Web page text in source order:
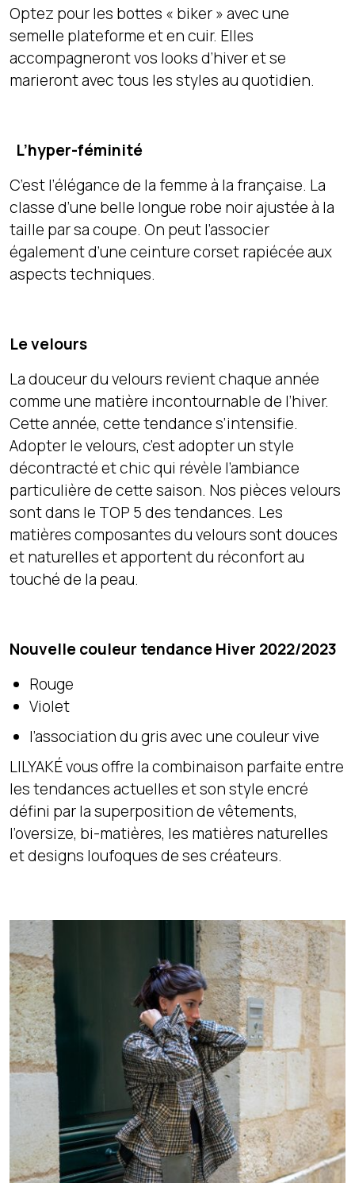
Optez pour les bottes « biker » avec une
semelle plateforme et en cuir. Elles
accompagneront vos looks d’hiver et se
marieront avec tous les styles au quotidien.
L’hyper-féminité
C’est l’élégance de la femme à la française. La
classe d’une belle longue robe noir ajustée à la
taille par sa coupe. On peut l’associer
également d’une ceinture corset rapiécée aux
aspects techniques.
Le velours
La douceur du velours revient chaque année
comme une matière incontournable de l’hiver.
Cette année, cette tendance s’intensifie.
Adopter le velours, c’est adopter un style
décontracté et chic qui révèle l’ambiance
particulière de cette saison. Nos pièces velours
sont dans le TOP 5 des tendances. Les
matières composantes du velours sont douces
et naturelles et apportent du réconfort au
touché de la peau.
Nouvelle couleur tendance Hiver 2022/2023
Rouge
Violet
l’association du gris avec une couleur vive
LILYAKÉ vous offre la combinaison parfaite entre
les tendances actuelles et son style encré
défini par la superposition de vêtements,
l’oversize, bi-matières, les matières naturelles
et designs loufoques de ses créateurs.